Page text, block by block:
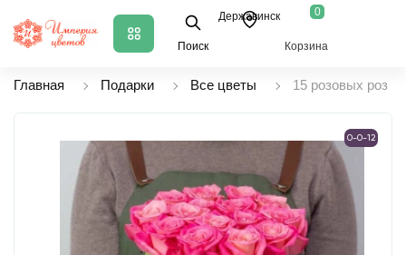
Поиск
Державинск 0
Корзина
Главная Подарки Все цветы 15 розовых роз в
0-0-12